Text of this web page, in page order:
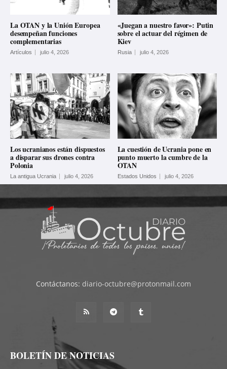
La OTAN y la Unión Europea
desempeñan funciones
complementarias
Artículos julio 4, 2026
«Juegan a nuestro favor»: Putin
sobre el actuar del régimen de
Kiev
Rusia julio 4, 2026
Los ucranianos están dispuestos
a disparar sus drones contra
Polonia
La antigua Ucrania julio 4, 2026
La cuestión de Ucrania pone en
punto muerto la cumbre de la
OTAN
Estados Unidos julio 4, 2026
Contáctanos: diario-octubre@protonmail.com
BOLETÍN DE NOTICIAS